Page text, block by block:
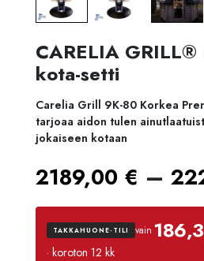
CARELIA GRILL®
kota-setti
Carelia Grill 9K-80 Korkea
tarjoaa aidon tulen
jokaiseen kotaan
2189,00 € –
TAKKAHUONE-TILI vain
· koroton 12 kk